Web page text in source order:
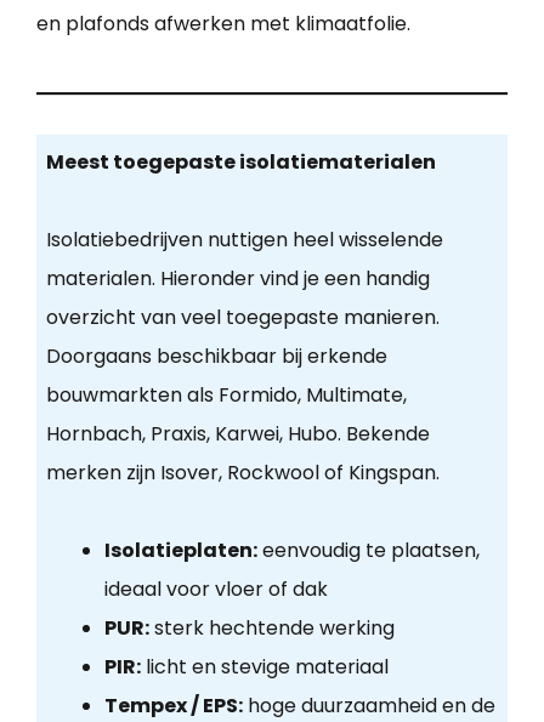
en plafonds afwerken met klimaatfolie.
Meest toegepaste isolatiematerialen
Isolatiebedrijven nuttigen heel wisselende
materialen. Hieronder vind je een handig
overzicht van veel toegepaste manieren.
Doorgaans beschikbaar bij erkende
bouwmarkten als Formido, Multimate,
Hornbach, Praxis, Karwei, Hubo. Bekende
merken zijn Isover, Rockwool of Kingspan.
Isolatieplaten:eenvoudig te plaatsen,
ideaal voor vloer of dak
PUR:sterk hechtende werking
PIR:licht en stevige materiaal
Tempex / EPS:hoge duurzaamheid en de